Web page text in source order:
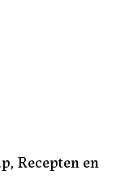
Recepten en